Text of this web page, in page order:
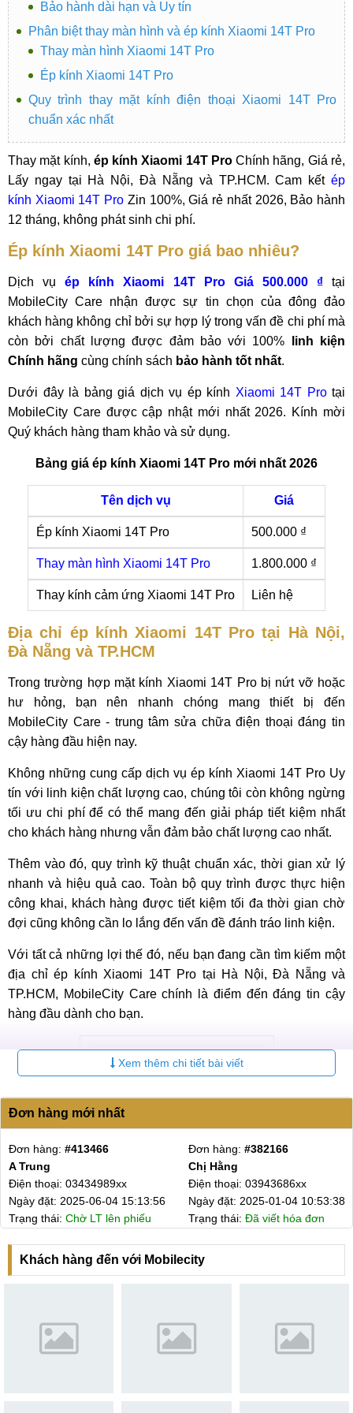
Bảo hành dài hạn và Uy tín
Phân biệt thay màn hình và ép kính Xiaomi 14T Pro
Thay màn hình Xiaomi 14T Pro
Ép kính Xiaomi 14T Pro
Quy trình thay mặt kính điện thoại Xiaomi 14T Pro
chuẩn xác nhất
Thay mặt kính, ép kính Xiaomi 14T ProChính hãng, Giá rẻ,
Lấy ngay tại Hà Nội, Đà Nẵng và TP.HCM. Cam kết ép
kính Xiaomi 14T Pro Zin 100%, Giá rẻ nhất 2026, Bảo hành
12 tháng, không phát sinh chi phí.
Ép kính Xiaomi 14T Pro giá bao nhiêu?
Dịch vụép kính Xiaomi 14T Pro Giá 500.000 ₫tại
MobileCity Care nhận được sự tin chọn của đông đảo
khách hàng không chỉ bởi sự hợp lý trong vấn đề chi phí mà
còn bởi chất lượng được đảm bảo với 100%
linh kiện
Chính hãng cùng chính sách bảo hành tốt nhất.
Dưới đây là bảng giá dịch vụ ép kính Xiaomi 14T Protại
MobileCity Care được cập nhật mới nhất 2026. Kính mời
Quý khách hàng tham khảo và sử dụng.
Bảng giá ép kính Xiaomi 14T Pro mới nhất 2026
Tên dịch vụ Giá
Ép kính Xiaomi 14T Pro 500.000 ₫
Thay màn hình Xiaomi 14T Pro 1.800.000 ₫
Thay kính cảm ứng Xiaomi 14T Pro Liên hệ
Địa chỉ ép kính Xiaomi 14T Pro tại Hà Nội,
Đà Nẵng và TP.HCM
Trong trường hợp mặt kính Xiaomi 14T Pro bị nứt vỡ hoặc
hư hỏng, bạn nên nhanh chóng mang thiết bị đến
MobileCity Care - trung tâm sửa chữa điện thoại đáng tin
cậy hàng đầu hiện nay.
Không những cung cấp dịch vụ ép kính Xiaomi 14T Pro Uy
tín với linh kiện chất lượng cao, chúng tôi còn không ngừng
tối ưu chi phí để có thể mang đến giải pháp tiết kiệm nhất
cho khách hàng nhưng vẫn đảm bảo chất lượng cao nhất.
Thêm vào đó, quy trình kỹ thuật chuẩn xác, thời gian xử lý
nhanh và hiệu quả cao. Toàn bộ quy trình được thực hiện
công khai, khách hàng được tiết kiệm tối đa thời gian chờ
đợi cũng không cần lo lắng đến vấn đề đánh tráo linh kiện.
Với tất cả những lợi thế đó, nếu bạn đang cần tìm kiếm một
địa chỉ ép kính Xiaomi 14T Pro tại Hà Nội, Đà Nẵng và
TP.HCM, MobileCity Care chính là điểm đến đáng tin cậy
hàng đầu dành cho bạn.
Hệ thống MobileCity Care toàn quốc
Hệ thống sửa chữa điện thoạiMobileCity Care
CN 1:120 Thái Hà, Q. Đống Đa
Xem thêm chi tiết bài viết
Đơn hàng mới nhất
Đơn hàng: #413466
A Trung
Điện thoại: 03434989xx
Ngày đặt: 2025-06-04 15:13:56
Trạng thái: Chờ LT lên phiếu
Đơn hàng: #382166
Chị Hằng
Điện thoại: 03943686xx
Ngày đặt: 2025-01-04 10:53:38
Trạng thái: Đã viết hóa đơn
Khách hàng đến với Mobilecity